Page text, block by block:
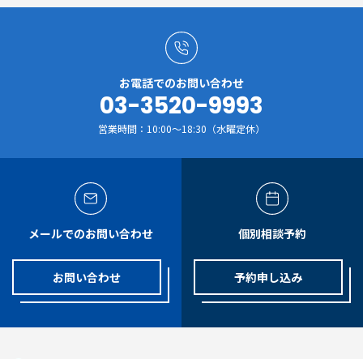
お電話でのお問い合わせ
03-3520-9993
営業時間：10:00～18:30（水曜定休）
メールでのお問い合わせ
お問い合わせ
個別相談予約
予約申し込み